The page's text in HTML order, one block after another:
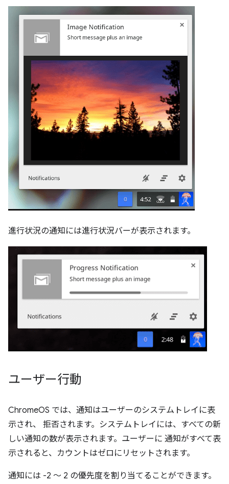
進行状況の通知には進行状況バーが表示されます。
ユーザー行動
ChromeOS では、通知はユーザーのシステムトレイに表
示され、 拒否されます。システムトレイには、すべての新
しい通知の数が表示されます。ユーザーに 通知がすべて表
示されると、カウントはゼロにリセットされます。
通知には -2 ～ 2 の優先度を割り当てることができます。